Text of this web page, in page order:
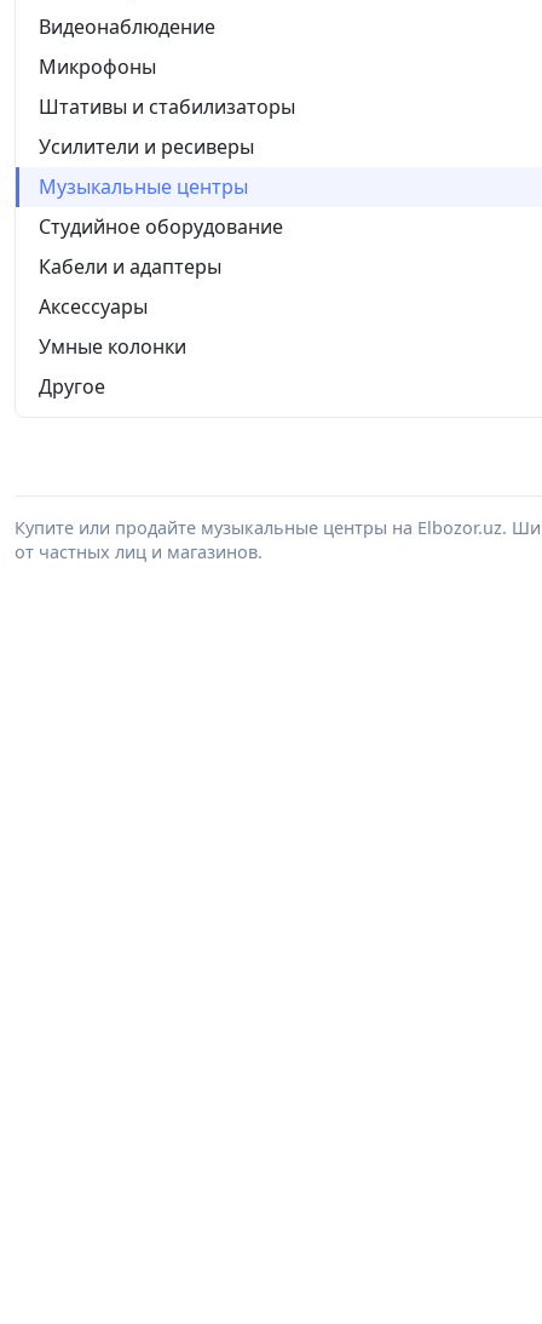
Видеонаблюдение
Микрофоны
Штативы и стабилизаторы
Усилители и ресиверы
Музыкальные центры
Студийное оборудование
Кабели и адаптеры
Аксессуары
Умные колонки
Другое
Купите или продайте музыкальные центры на Elbozor.uz.
от частных лиц и магазинов.